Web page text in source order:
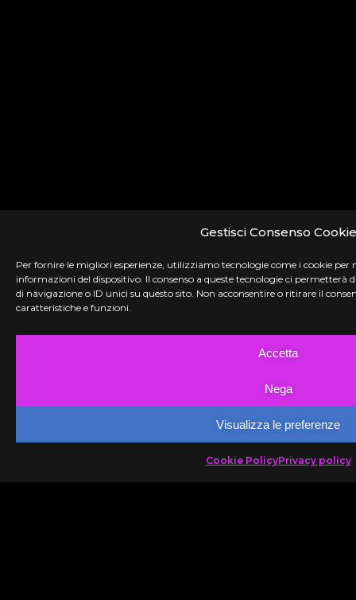
Gestisci Consenso Cookie
Per fornire le migliori esperienze, utilizziamo tecnologie come i cookie per
informazioni del dispositivo. Il consenso a queste tecnologie ci
di navigazione o ID unici su questo sito. Non acconsentire o ritirare il
caratteristiche e funzioni.
Accetta
Nega
Visualizza le preferenze
Cookie PolicyPrivacy policy